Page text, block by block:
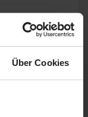
Über Cookies